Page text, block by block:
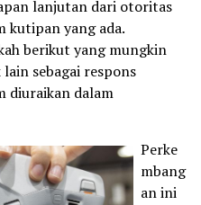
lanjutan dari otoritas
kutipan yang ada.
berikut yang mungkin
sebagai respons
diuraikan dalam
Perke
mbang
an ini